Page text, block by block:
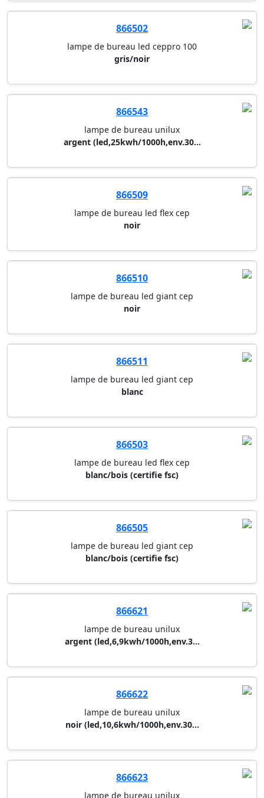
866502
lampe de bureau led ceppro 100
gris/noir
866543
lampe de bureau unilux
866509
lampe de bureau led flex cep
866510
lampe de bureau led giant cep
866511
lampe de bureau led giant cep
866503
lampe de bureau led flex cep
866505
blanc/bois (certifie fsc)
866621
argent (led,6,9kwh/1000h,env.3...
866622
noir (led,10,6kwh/1000h,env.30...